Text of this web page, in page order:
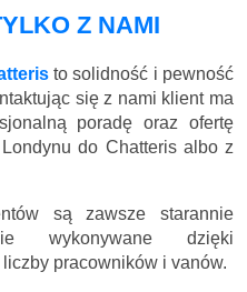
Z NAMI
to solidność i pewność
się z nami klient ma
poradę oraz ofertę
do Chatteris albo z
są zawsze starannie
wykonywane dzięki
pracowników i vanów.